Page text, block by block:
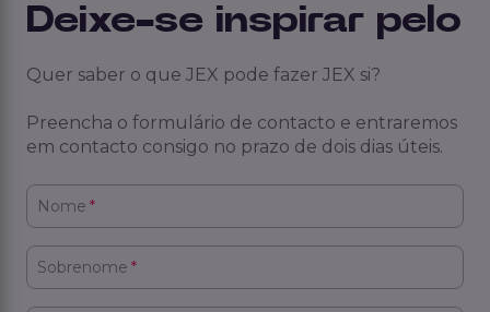
Deixe-se inspirar pelo
Quer saber o que JEX pode fazer JEX si?
Preencha o formulário de contacto e entraremos
em contacto consigo no prazo de dois dias úteis.
Nome *
Sobrenome *